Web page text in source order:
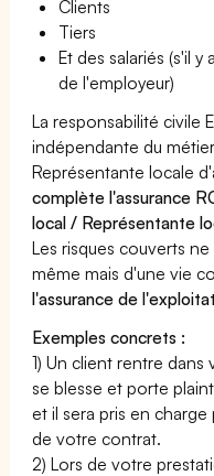
Clients
Tiers
Et des salariés (s'il
de l'employeur)
La responsabilité civile
indépendante du
Représentante locale
complète l'assurance
local / Représentante
Les risques couverts
même mais d'une vie
l'assurance de
Exemples concrets :
1) Un client rentre dans
se blesse et porte
et il sera pris en charge
de votre contrat.
2) Lors de votre